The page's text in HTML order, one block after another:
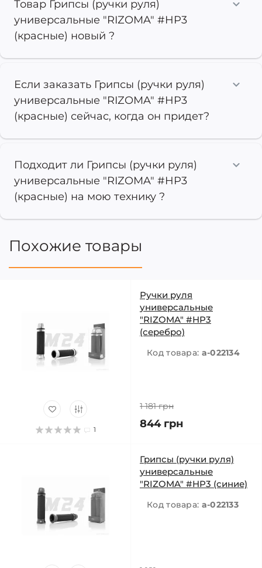
Товар Грипсы (ручки руля)
универсальные "RIZOMA" #HP3
(красные) новый ?
Если заказать Грипсы (ручки руля)
универсальные "RIZOMA" #HP3
(красные) сейчас, когда он придет?
Подходит ли Грипсы (ручки руля)
универсальные "RIZOMA" #HP3
(красные) на мою технику ?
Похожие товары
1
Ручки руля
универсальные
"RIZOMA" #HP3
(серебро)
Код товара: a-022134
1 181 грн
844 грн
Грипсы (ручки руля)
универсальные
"RIZOMA" #HP3 (синие)
Код товара: a-022133